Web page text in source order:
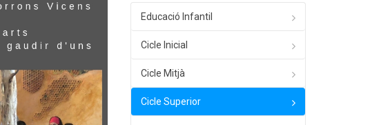
Educació Infantil
Cicle Inicial
Cicle Mitjà
Cicle Superior